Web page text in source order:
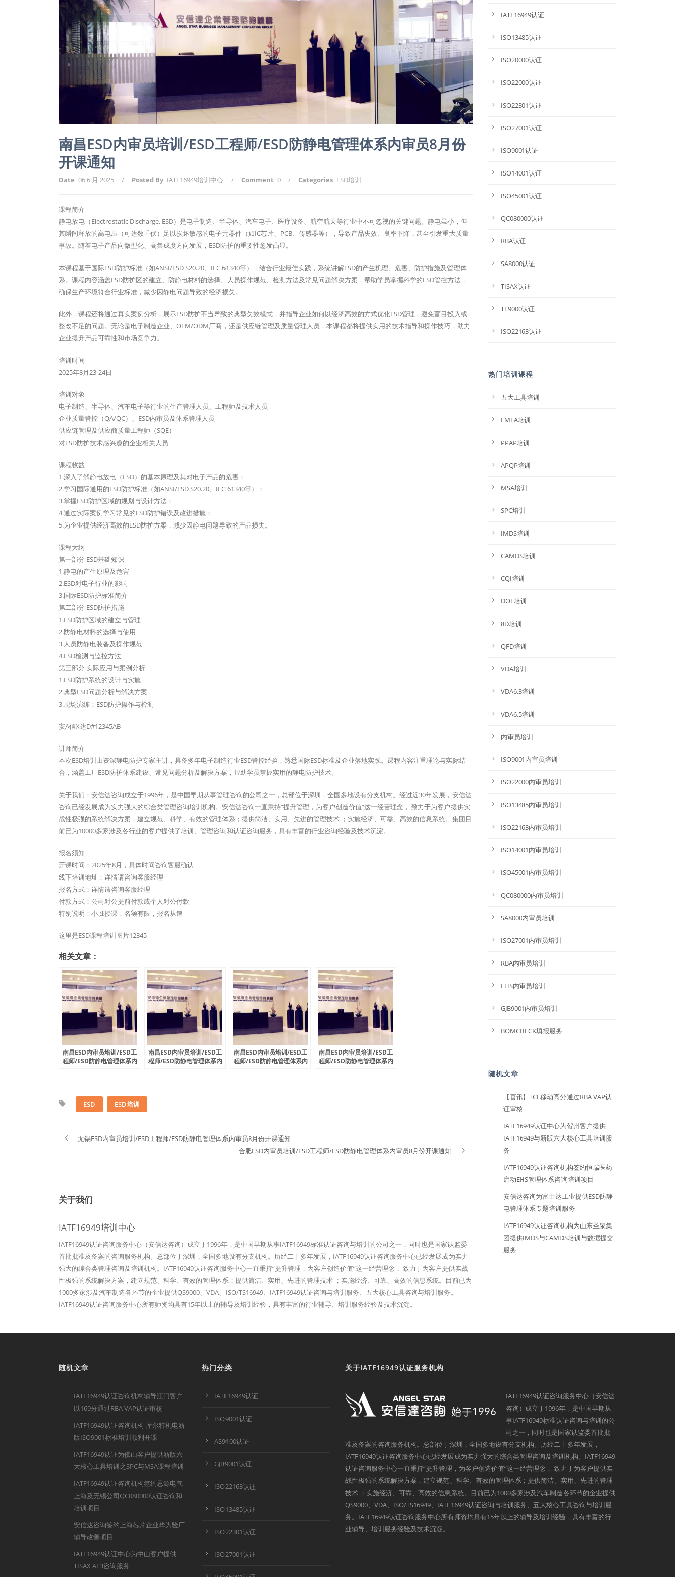
南昌ESD内审员培训/ESD工程师/ESD防静电管理体系内审员8月份
开课通知
Date 06 6 月 2025 / Posted By IATF16949培训中心 / Comment 0 / Categories ESD培训
课程简介
静电放电（Electrostatic Discharge, ESD）是电子制造、半导体、汽车电子、医疗设备、航空航天等行业中不可忽视的关键问题。静电虽小，但
其瞬间释放的高电压（可达数千伏）足以损坏敏感的电子元器件（如IC芯片、PCB、传感器等），导致产品失效、良率下降，甚至引发重大质量
事故。随着电子产品向微型化、高集成度方向发展，ESD防护的重要性愈发凸显。
本课程基于国际ESD防护标准（如ANSI/ESD S20.20、IEC 61340等），结合行业最佳实践，系统讲解ESD的产生机理、危害、防护措施及管理体
系。课程内容涵盖ESD防护区的建立、防静电材料的选择、人员操作规范、检测方法及常见问题解决方案，帮助学员掌握科学的ESD管控方法，
确保生产环境符合行业标准，减少因静电问题导致的经济损失。
此外，课程还将通过真实案例分析，展示ESD防护不当导致的典型失效模式，并指导企业如何以经济高效的方式优化ESD管理，避免盲目投入或
整改不足的问题。无论是电子制造企业、OEM/ODM厂商，还是供应链管理及质量管理人员，本课程都将提供实用的技术指导和操作技巧，助力
企业提升产品可靠性和市场竞争力。
培训时间
2025年8月23-24日
培训对象
电子制造、半导体、汽车电子等行业的生产管理人员、工程师及技术人员
企业质量管控（QA/QC）、ESD内审员及体系管理人员
供应链管理及供应商质量工程师（SQE）
对ESD防护技术感兴趣的企业相关人员
课程收益
1.深入了解静电放电（ESD）的基本原理及其对电子产品的危害；
2.学习国际通用的ESD防护标准（如ANSI/ESD S20.20、IEC 61340等）；
3.掌握ESD防护区域的规划与设计方法；
4.通过实际案例学习常见的ESD防护错误及改进措施；
5.为企业提供经济高效的ESD防护方案，减少因静电问题导致的产品损失。
课程大纲
第一部分 ESD基础知识
1.静电的产生原理及危害
2.ESD对电子行业的影响
3.国际ESD防护标准简介
第二部分 ESD防护措施
1.ESD防护区域的建立与管理
2.防静电材料的选择与使用
3.人员防静电装备及操作规范
4.ESD检测与监控方法
第三部分 实际应用与案例分析
1.ESD防护系统的设计与实施
2.典型ESD问题分析与解决方案
3.现场演练：ESD防护操作与检测
安A信X达D#12345AB
讲师简介
本次ESD培训由资深静电防护专家主讲，具备多年电子制造行业ESD管控经验，熟悉国际ESD标准及企业落地实践。课程内容注重理论与实际结
合，涵盖工厂ESD防护体系建设、常见问题分析及解决方案，帮助学员掌握实用的静电防护技术。
关于我们：安信达咨询成立于1996年，是中国早期从事管理咨询的公司之一，总部位于深圳，全国多地设有分支机构。经过近30年发展，安信达
咨询已经发展成为实力强大的综合类管理咨询培训机构。安信达咨询一直秉持“提升管理，为客户创造价值”这一经营理念， 致力于为客户提供实
战性极强的系统解决方案，建立规范、科学、有效的管理体系；提供简洁、实用、先进的管理技术 ；实施经济、可靠、高效的信息系统。集团目
前已为10000多家涉及各行业的客户提供了培训、管理咨询和认证咨询服务，具有丰富的行业咨询经验及技术沉淀。
报名须知
开课时间：2025年8月，具体时间咨询客服确认
线下培训地址：详情请咨询客服经理
报名方式：详情请咨询客服经理
付款方式：公司对公提前付款或个人对公付款
特别说明：小班授课，名额有限，报名从速
这里是ESD课程培训图片12345
相关文章：
南昌ESD内审员培训/ESD工
程师/ESD防静电管理体系内
南昌ESD内审员培训/ESD工
程师/ESD防静电管理体系内
南昌ESD内审员培训/ESD工
程师/ESD防静电管理体系内
南昌ESD内审员培训/ESD工
程师/ESD防静电管理体系内
ESD ESD培训
无锡ESD内审员培训/ESD工程师/ESD防静电管理体系内审员8月份开课通知
合肥ESD内审员培训/ESD工程师/ESD防静电管理体系内审员8月份开课通知
关于我们
IATF16949培训中心
IATF16949认证咨询服务中心（安信达咨询）成立于1996年，是中国早期从事IATF16949标准认证咨询与培训的公司之一，同时也是国家认监委
首批批准及备案的咨询服务机构。总部位于深圳，全国多地设有分支机构。历经二十多年发展，IATF16949认证咨询服务中心已经发展成为实力
强大的综合类管理咨询及培训机构。IATF16949认证咨询服务中心一直秉持“提升管理，为客户创造价值”这一经营理念， 致力于为客户提供实战
性极强的系统解决方案，建立规范、科学、有效的管理体系；提供简洁、实用、先进的管理技术 ；实施经济、可靠、高效的信息系统。目前已为
1000多家涉及汽车制造各环节的企业提供QS9000、VDA、ISO/TS16949、IATF16949认证咨询与培训服务、五大核心工具咨询与培训服务。
IATF16949认证咨询服务中心所有师资均具有15年以上的辅导及培训经验，具有丰富的行业辅导、培训服务经验及技术沉淀。
IATF16949认证
ISO13485认证
ISO20000认证
ISO22000认证
ISO22301认证
ISO27001认证
ISO9001认证
ISO14001认证
ISO45001认证
QC080000认证
RBA认证
SA8000认证
TISAX认证
TL9000认证
ISO22163认证
热门培训课程
五大工具培训
FMEA培训
PPAP培训
APQP培训
MSA培训
SPC培训
IMDS培训
CAMDS培训
CQI培训
DOE培训
8D培训
QFD培训
VDA培训
VDA6.3培训
VDA6.5培训
内审员培训
ISO9001内审员培训
ISO22000内审员培训
ISO13485内审员培训
ISO22163内审员培训
ISO14001内审员培训
ISO45001内审员培训
QC080000内审员培训
SA8000内审员培训
ISO27001内审员培训
RBA内审员培训
EHS内审员培训
GJB9001内审员培训
BOMCHECK填报服务
随机文章
【喜讯】TCL移动高分通过RBA VAP认
证审核
IATF16949认证中心为贺州客户提供
IATF16949与新版六大核心工具培训服
务
IATF16949认证咨询机构签约恒瑞医药
启动EHS管理体系咨询培训项目
安信达咨询为富士达工业提供ESD防静
电管理体系专题培训服务
IATF16949认证咨询机构为山东圣泉集
团提供IMDS与CAMDS培训与数据提交
服务
随机文章
IATF16949认证咨询机构辅导江门客户
以169分通过RBA VAP认证审核
IATF16949认证咨询机构-库尔特机电新
版ISO9001标准培训顺利开课
IATF16949认证为佛山客户提供新版六
大核心工具培训之SPC与MSA课程培训
IATF16949认证咨询机构签约思源电气
上海及无锡公司QC080000认证咨询和
培训项目
安信达咨询签约上海芯片企业华为验厂
辅导改善项目
IATF16949认证中心为中山客户提供
TISAX AL3咨询服务
热门分类
IATF16949认证
ISO9001认证
AS9100认证
GJB9001认证
ISO22163认证
ISO13485认证
ISO22301认证
ISO27001认证
关于IATF16949认证服务机构
IATF16949认证咨询服务中心（安信达
咨询）成立于1996年，是中国早期从
事IATF16949标准认证咨询与培训的公
司之一，同时也是国家认监委首批批
准及备案的咨询服务机构。总部位于深圳，全国多地设有分支机构。历经二十多年发展，
IATF16949认证咨询服务中心已经发展成为实力强大的综合类管理咨询及培训机构。IATF16949
认证咨询服务中心一直秉持“提升管理，为客户创造价值”这一经营理念， 致力于为客户提供实
战性极强的系统解决方案，建立规范、科学、有效的管理体系；提供简洁、实用、先进的管理
技术 ；实施经济、可靠、高效的信息系统。目前已为1000多家涉及汽车制造各环节的企业提供
QS9000、VDA、ISO/TS16949、IATF16949认证咨询与培训服务、五大核心工具咨询与培训服
务。IATF16949认证咨询服务中心所有师资均具有15年以上的辅导及培训经验，具有丰富的行
业辅导、培训服务经验及技术沉淀。